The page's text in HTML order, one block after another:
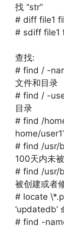
找 “str”
# diff file1
# sdiff file1
查找:
# find / -
文件和目录
# find / -
目录
# find /
home/
# find /usr/
100天内未
# find /usr/
被创建或者
# locate
‘updatedb’
# find -